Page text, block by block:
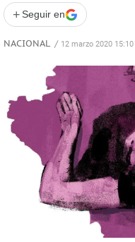
+ Seguir en
NACIONAL / 12 marzo 2020 15:10